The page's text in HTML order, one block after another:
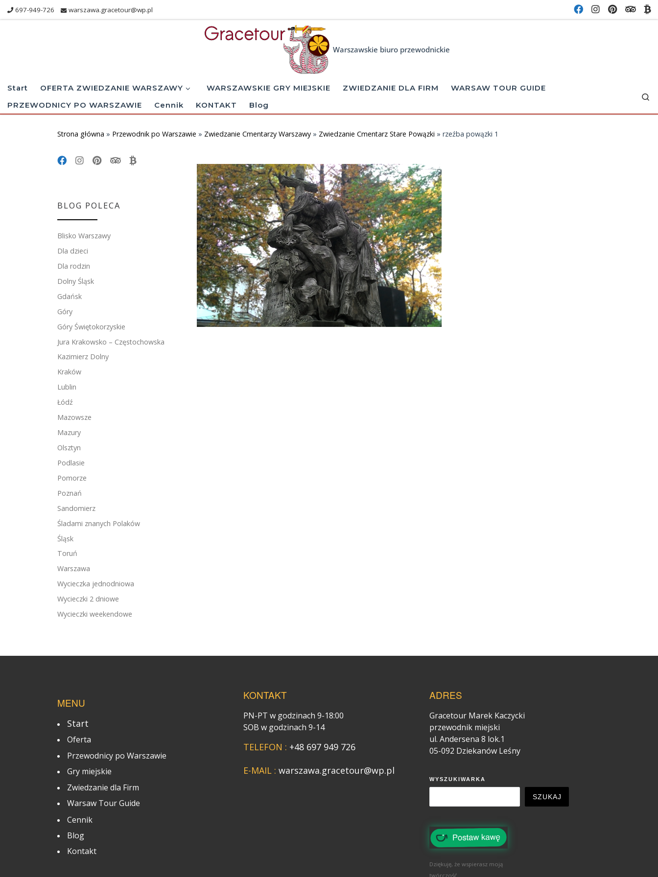
Skip to content
697-949-726 warszawa.gracetour@wp.pl
Warszawskie biuro przewodnickie
Start OFERTA ZWIEDZANIE WARSZAWY WARSZAWSKIE GRY MIEJSKIE ZWIEDZANIE DLA FIRM
WARSAW TOUR GUIDE
PRZEWODNICY PO WARSZAWIE
Cennik KONTAKT Blog
Strona główna » Przewodnik po Warszawie » Zwiedzanie Cmentarzy Warszawy » Zwiedzanie Cmentarz Stare Powązki » rzeźba powązki 1
BLOG POLECA
Blisko Warszawy
Dla dzieci
Dla rodzin
Dolny Śląsk
Gdańsk
Góry
Góry Świętokorzyskie
Jura Krakowsko – Częstochowska
Kazimierz Dolny
Kraków
Lublin
Łódź
Mazowsze
Mazury
Olsztyn
Podlasie
Pomorze
Poznań
Sandomierz
Śladami znanych Polaków
Śląsk
Toruń
Warszawa
Wycieczka jednodniowa
Wycieczki 2 dniowe
Wycieczki weekendowe
MENU
Start
Oferta
Przewodnicy po Warszawie
Gry miejskie
Zwiedzanie dla Firm
Warsaw Tour Guide
Cennik
Blog
Kontakt
KONTAKT
PN-PT w godzinach 9-18:00
SOB w godzinach 9-14
TELEFON : +48 697 949 726
E-MAIL : warszawa.gracetour@wp.pl
ADRES
Gracetour Marek Kaczycki
przewodnik miejski
ul. Andersena 8 lok.1
05-092 Dziekanów Leśny
WYSZUKIWARKA
SZUKAJ
Dziękuję, że wspierasz moją
twórczość